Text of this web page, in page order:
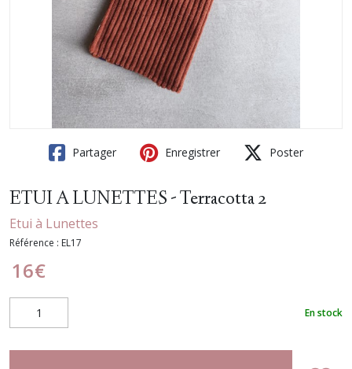
Partager Enregistrer Poster
ETUI A LUNETTES - Terracotta 2
Etui à Lunettes
Référence : EL17
16€
En stock